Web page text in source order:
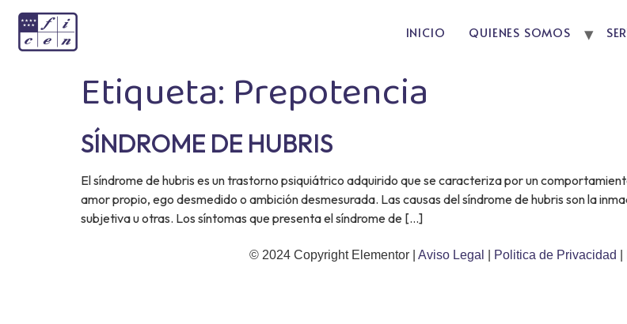
INICIO QUIENES SOMOS
Etiqueta: Prepotencia
SÍNDROME DE HUBRIS
El síndrome de hubris es un trastorno psiquiátrico adquirido que se caracteriza por un
amor propio, ego desmedido o ambición desmesurada. Las causas del síndrome de hubris son la
subjetiva u otras. Los síntomas que presenta el síndrome de […]
© 2024 Copyright Elementor | Aviso Legal Politica de Privacidad